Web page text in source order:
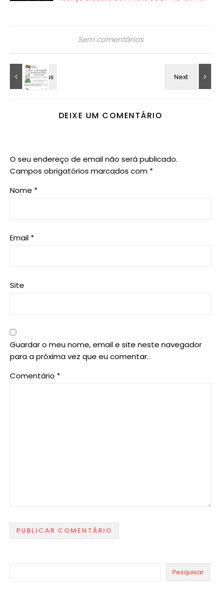
Sem comentários
DEIXE UM COMENTÁRIO
O seu endereço de email não será publicado.
Campos obrigatórios marcados com *
Nome *
Email *
Site
Guardar o meu nome, email e site neste navegador
para a próxima vez que eu comentar.
Comentário *
Pesquisar